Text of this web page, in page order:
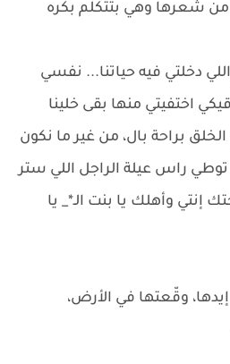
شعرها وهي بتتكلم بكره
دخلتي فيه حياتنا... نفسي
اختفيتي منها بقى خلينا
براحة بال، من غير ما نكون
راس عيلة الراجل اللي ستر
وأهلك يا بنت الـ*_ يا
وقّعتها في الأرض،